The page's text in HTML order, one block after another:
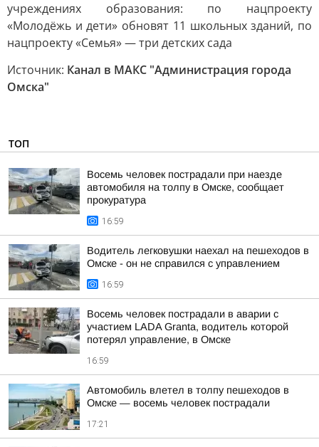
учреждениях образования: по нацпроекту
«Молодёжь и дети» обновят 11 школьных зданий, по
нацпроекту «Семья» — три детских сада
Источник: Канал в МАКС "Администрация города
Омска"
ТОП
Восемь человек пострадали при наезде
автомобиля на толпу в Омске, сообщает
прокуратура
16:59
Водитель легковушки наехал на пешеходов в
Омске - он не справился с управлением
16:59
Восемь человек пострадали в аварии с
участием LADA Granta, водитель которой
потерял управление, в Омске
16:59
Автомобиль влетел в толпу пешеходов в
Омске — восемь человек пострадали
17:21